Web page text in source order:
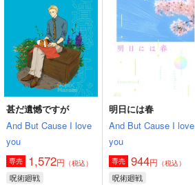
（税込）
七海建人×五条悟
サンプル
作品詳細
1,257 円 （税込）
五条悟×七海建人
甚だ遺憾ですが
And But Cause I love
you
専売 1,572円 （税込）
呪術廻戦
明日には春
And But Cause I love
you
専売 944円 （税込）
呪術廻戦